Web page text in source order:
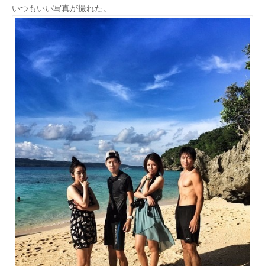
いつもいい写真が撮れた。